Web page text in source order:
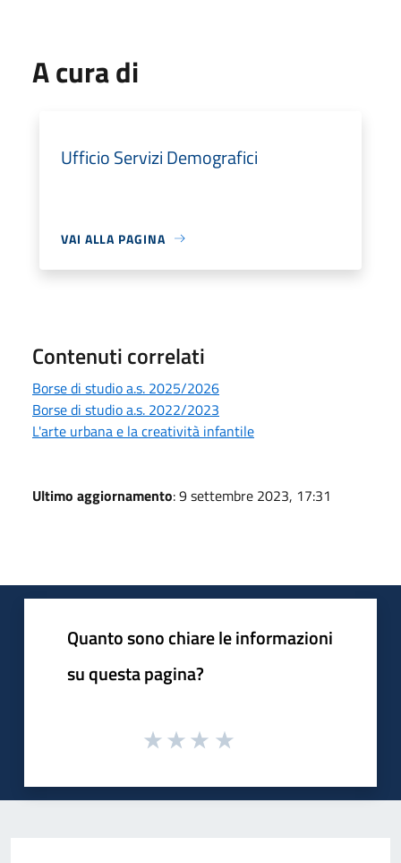
A cura di
Ufficio Servizi Demografici
VAI ALLA PAGINA
Contenuti correlati
Borse di studio a.s. 2025/2026
Borse di studio a.s. 2022/2023
L'arte urbana e la creatività infantile
Ultimo aggiornamento: 9 settembre 2023, 17:31
Quanto sono chiare le informazioni
su questa pagina?